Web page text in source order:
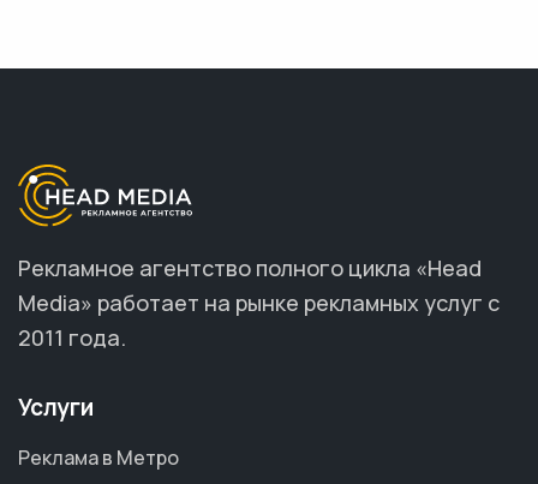
Рекламное агентство полного цикла «Head
Media» работает на рынке рекламных услуг с
2011 года.
Услуги
Реклама в Метро